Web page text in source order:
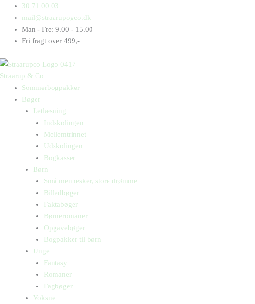
indholdet
30 71 00 03
mail@straarupogco.dk
Man - Fre: 9.00 - 15.00
Fri fragt over 499,-
Straarup & Co
Sommerbogpakker
Bøger
Letlæsning
Indskolingen
Mellemtrinnet
Udskolingen
Bogkasser
Børn
Små mennesker, store drømme
Billedbøger
Faktabøger
Børneromaner
Opgavebøger
Bogpakker til børn
Unge
Fantasy
Romaner
Fagbøger
Voksne
Products
search
Products
search